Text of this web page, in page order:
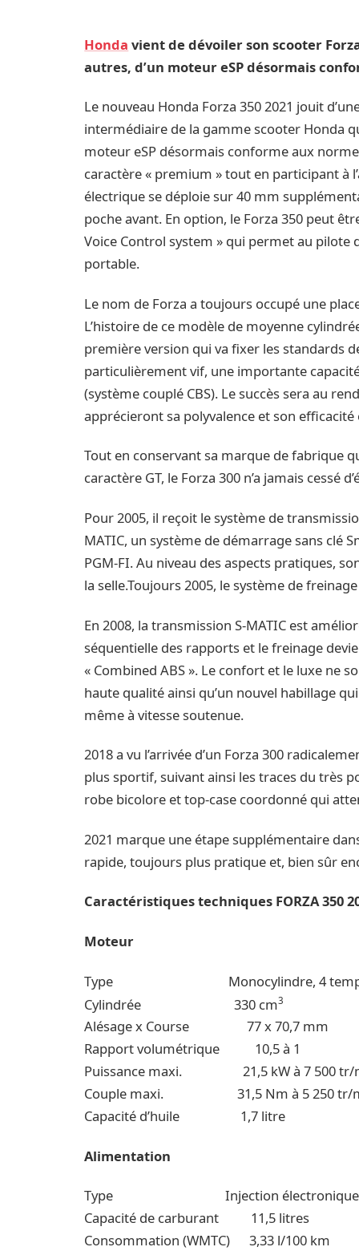
Honda vient de dévoiler son scooter
autres, d’un moteur eSP désormais
Le nouveau Honda Forza 350 2021 jouit
intermédiaire de la gamme scooter Honda
moteur eSP désormais conforme aux
caractère « premium » tout en participant à
électrique se déploie sur 40 mm
poche avant. En option, le Forza 350 peut
Voice Control system » qui permet au pilote
portable.
Le nom de Forza a toujours occupé une
L’histoire de ce modèle de moyenne
première version qui va fixer les standards
particulièrement vif, une importante
(système couplé CBS). Le succès sera au
apprécieront sa polyvalence et son
Tout en conservant sa marque de fabrique
caractère GT, le Forza 300 n’a jamais cessé
Pour 2005, il reçoit le système de
MATIC, un système de démarrage sans clé
PGM-FI. Au niveau des aspects pratiques,
la selle.Toujours 2005, le système de
En 2008, la transmission S-MATIC est
séquentielle des rapports et le freinage
« Combined ABS ». Le confort et le luxe ne
haute qualité ainsi qu’un nouvel habillage
même à vitesse soutenue.
2018 a vu l’arrivée d’un Forza 300
plus sportif, suivant ainsi les traces du très
robe bicolore et top-case coordonné qui
2021 marque une étape supplémentaire
rapide, toujours plus pratique et, bien sûr
Caractéristiques techniques FORZA 350
Moteur
Type Monocylindre, 4 temps,
Cylindrée 330 cm3
Alésage x Course 77 x 70,7 mm
Rapport volumétrique 10,5 à 1
Puissance maxi. 21,5 kW à 7 500 tr/
Couple maxi. 31,5 Nm à 5 250
Capacité d’huile 1,7 litre
Alimentation
Type Injection électronique
Capacité de carburant 11,5 litres
Consommation (WMTC) 3,33 l/100 km